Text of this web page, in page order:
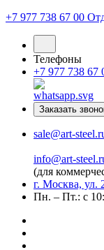
+7 977 738 67 00
Телефоны
+7 977 738 67
Заказать
sale@art-
info@art-
(для
г. Москва, ул.
Пн. – Пт.: с